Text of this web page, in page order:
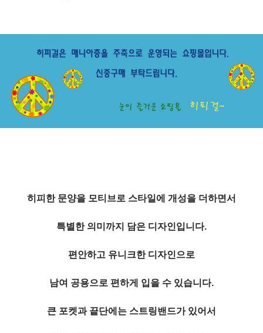
히피한 문양을 모티브로 스타일에 개성을 더하면서
특별한 의미까지 담은 디자인입니다.
편안하고 유니크한 디자인으로
남여 공용으로 편하게 입을 수 있습니다.
큰 포켓과 끝단에는 스트링밴드가 있어서